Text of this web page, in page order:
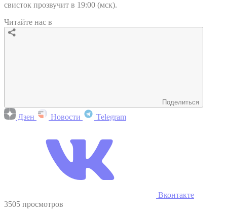
свисток прозвучит в 19:00 (мск).
Читайте нас в
Поделиться
Дзен Новости Telegram
Вконтакте
3505 просмотров